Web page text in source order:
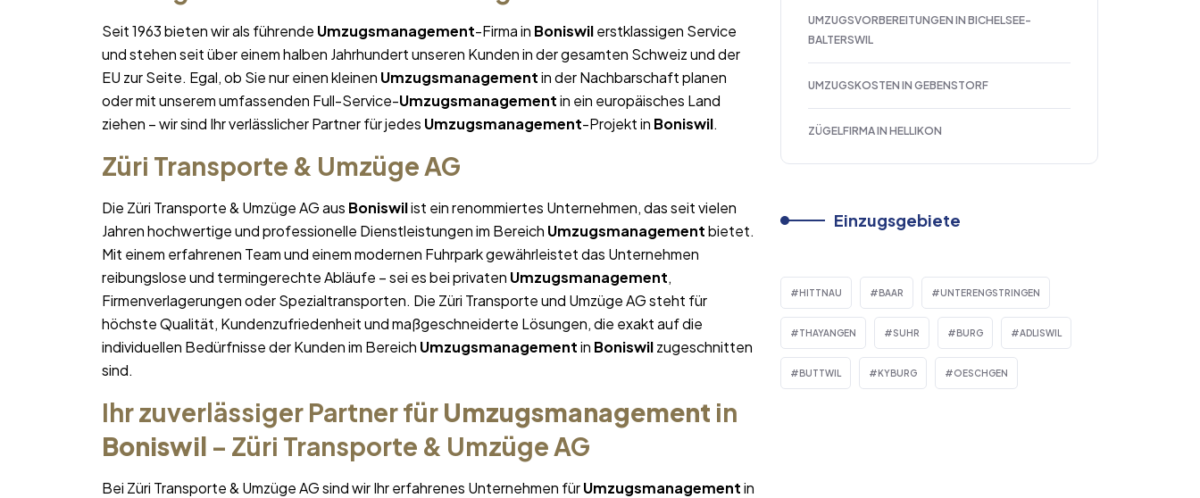
Seit 1963 bieten wir als führende Umzugsmanagement-Firma in Boniswilerstklassigen Service
und stehen seit über einem halben Jahrhundert unseren Kunden in der gesamten Schweiz und der
EU zur Seite. Egal, ob Sie nur einen kleinen Umzugsmanagementin der Nachbarschaft planen
oder mit unserem umfassenden Full-Service-Umzugsmanagementin ein europäisches Land
ziehen – wir sind Ihr verlässlicher Partner für jedes Umzugsmanagement-Projekt in Boniswil.
Züri Transporte & Umzüge AG
Die Züri Transporte & Umzüge AG aus Boniswilist ein renommiertes Unternehmen, das seit vielen
Jahren hochwertige und professionelle Dienstleistungen im Bereich Umzugsmanagementbietet.
Mit einem erfahrenen Team und einem modernen Fuhrpark gewährleistet das Unternehmen
reibungslose und termingerechte Abläufe – sei es bei privaten Umzugsmanagement,
Firmenverlagerungen oder Spezialtransporten. Die Züri Transporte und Umzüge AG steht für
höchste Qualität, Kundenzufriedenheit und maßgeschneiderte Lösungen, die exakt auf die
individuellen Bedürfnisse der Kunden im Bereich Umzugsmanagementin Boniswilzugeschnitten
sind.
Ihr zuverlässiger Partner für Umzugsmanagement in
Boniswil – Züri Transporte & Umzüge AG
Bei Züri Transporte & Umzüge AG sind wir Ihr erfahrenes Unternehmen fürUmzugsmanagementin
UMZUGSVORBEREITUNGEN IN BICHELSEE-
BALTERSWIL
UMZUGSKOSTEN IN GEBENSTORF
ZÜGELFIRMA IN HELLIKON
Einzugsgebiete
HITTNAU BAAR UNTERENGSTRINGEN
THAYANGEN SUHR BURG ADLISWIL
BUTTWIL KYBURG OESCHGEN